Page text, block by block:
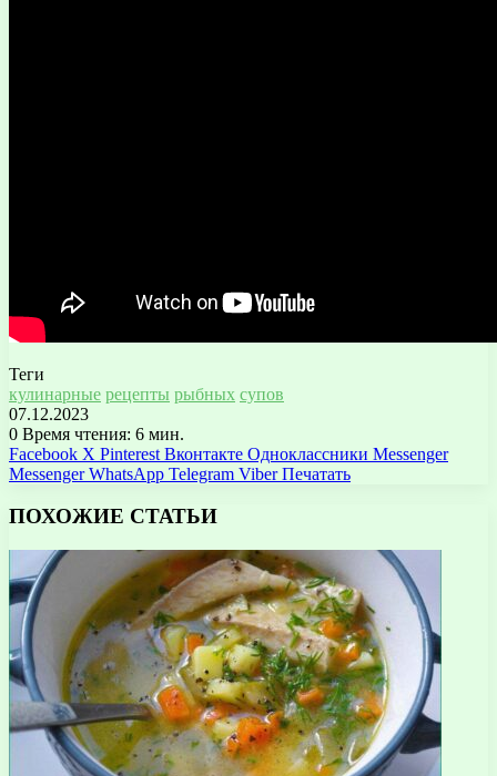
Теги
кулинарные рецепты рыбных супов
07.12.2023
0 Время чтения: 6 мин.
Facebook X Pinterest Вконтакте Одноклассники Messenger
Messenger WhatsApp Telegram Viber Печатать
ПОХОЖИЕ СТАТЬИ